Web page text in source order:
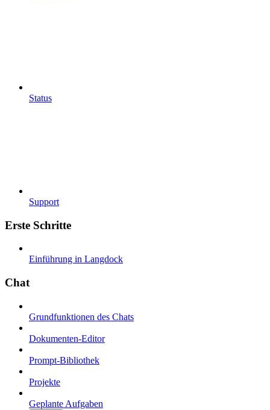
Status
Support
Erste Schritte
Einführung in Langdock
Chat
Grundfunktionen des Chats
Dokumenten-Editor
Prompt-Bibliothek
Projekte
Geplante Aufgaben